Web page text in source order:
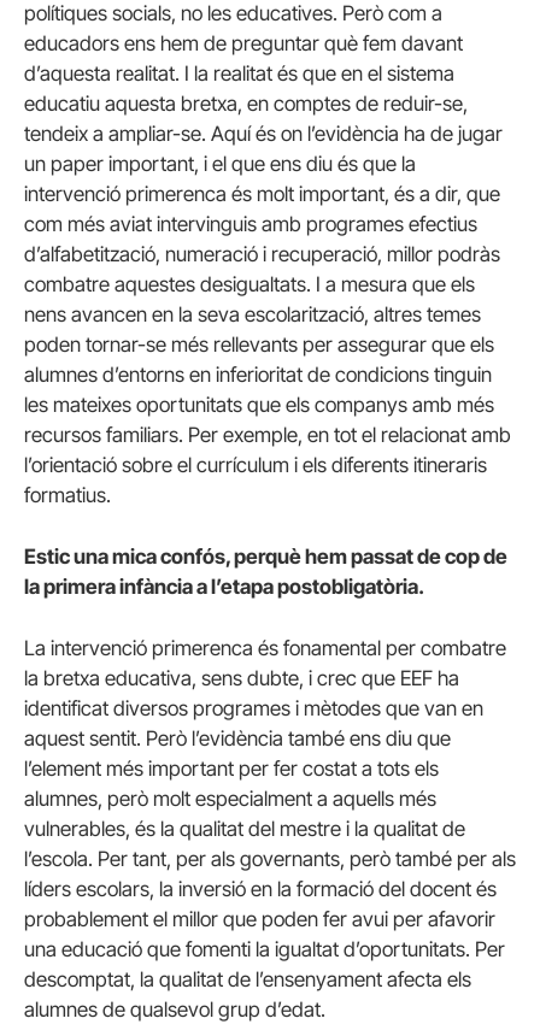
polítiques socials, no les educatives. Però com a
educadors ens hem de preguntar què fem davant
d’aquesta realitat. I la realitat és que en el sistema
educatiu aquesta bretxa, en comptes de reduir-se,
tendeix a ampliar-se. Aquí és on l’evidència ha de jugar
un paper important, i el que ens diu és que la
intervenció primerenca és molt important, és a dir, que
com més aviat intervinguis amb programes efectius
d’alfabetització, numeració i recuperació, millor podràs
combatre aquestes desigualtats. I a mesura que els
nens avancen en la seva escolarització, altres temes
poden tornar-se més rellevants per assegurar que els
alumnes d’entorns en inferioritat de condicions tinguin
les mateixes oportunitats que els companys amb més
recursos familiars. Per exemple, en tot el relacionat amb
l’orientació sobre el currículum i els diferents itineraris
formatius.
Estic una mica confós, perquè hem passat de cop de
la primera infància a l’etapa postobligatòria.
La intervenció primerenca és fonamental per combatre
la bretxa educativa, sens dubte, i crec que EEF ha
identificat diversos programes i mètodes que van en
aquest sentit. Però l’evidència també ens diu que
l’element més important per fer costat a tots els
alumnes, però molt especialment a aquells més
vulnerables, és la qualitat del mestre i la qualitat de
l’escola. Per tant, per als governants, però també per als
líders escolars, la inversió en la formació del docent és
probablement el millor que poden fer avui per afavorir
una educació que fomenti la igualtat d’oportunitats. Per
descomptat, la qualitat de l’ensenyament afecta els
alumnes de qualsevol grup d’edat.